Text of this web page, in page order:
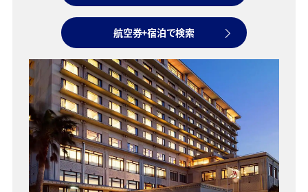
航空券+宿泊で検索